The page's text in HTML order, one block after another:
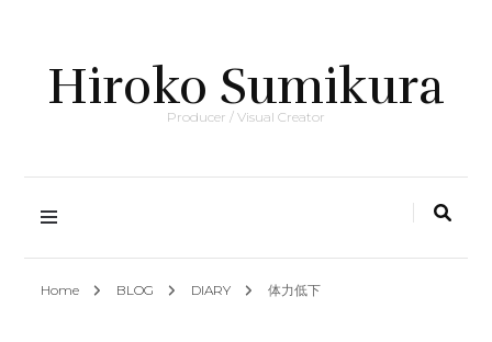
Hiroko Sumikura
Producer / Visual Creator
Home BLOG DIARY 体力低下